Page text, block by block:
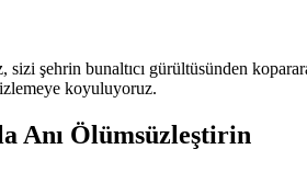
şehrin bunaltıcı gürültüsünden
koyuluyoruz.
Anı Ölümsüzleştirin